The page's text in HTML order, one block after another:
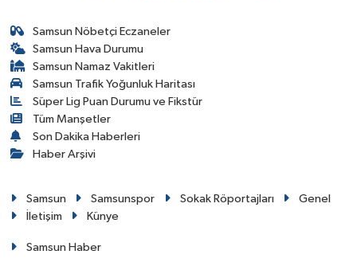
Samsun Nöbetçi Eczaneler
Samsun Hava Durumu
Samsun Namaz Vakitleri
Samsun Trafik Yoğunluk Haritası
Süper Lig Puan Durumu ve Fikstür
Tüm Manşetler
Son Dakika Haberleri
Haber Arşivi
Samsun Samsunspor Sokak Röportajları
Genel
İletişim
Künye
Samsun Haber